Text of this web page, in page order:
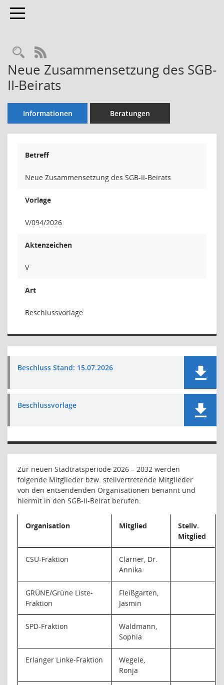
Toggle navigation
Rechercheauswahl
RSS-Feed
Neue Zusammensetzung des SGB-
II-Beirats
Informationen Beratungen
Betreff
Neue Zusammensetzung des SGB-II-Beirats
Vorlage
V/094/2026
Aktenzeichen
V
Art
Beschlussvorlage
Beschluss Stand: 15.07.2026
Beschlussvorlage
Zur neuen Stadtratsperiode 2026 – 2032 werden
folgende Mitglieder bzw. stellvertretende Mitglieder
von den entsendenden Organisationen benannt und
hiermit in den SGB-II-Beirat berufen:
Organisation Mitglied
Stellv.
Mitglied
CSU-Fraktion
Clarner, Dr.
Annika
GRÜNE/Grüne Liste-
Fraktion
Fleißgarten,
Jasmin
SPD-Fraktion
Waldmann,
Sophia
Erlanger Linke-Fraktion
Wegele,
Ronja